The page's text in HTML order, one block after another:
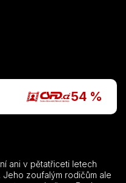
54 %
ani v pětatřiceti letech
zoufalým rodičům ale